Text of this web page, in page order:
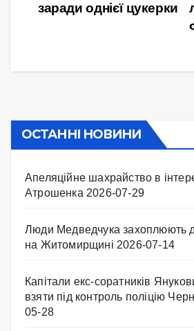
заради однієї цукерки
ОСТАННІ НОВИНИ
Апеляційне шахрайство в
Атрошенка 2026-07-29
Люди Медведчука захоплюють
на Житомирщині 2026-07-14
Капітали екс-соратників
взяти під контроль поліцію
05-28